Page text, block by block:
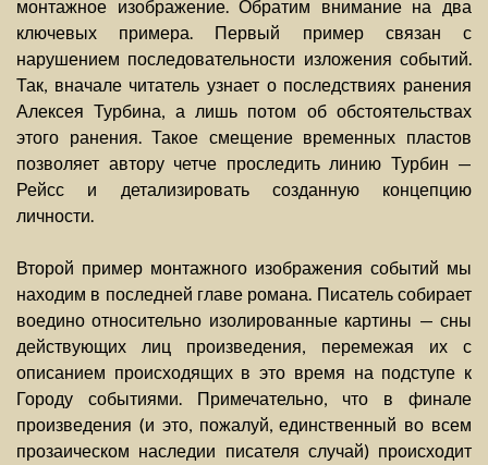
монтажное изображение. Обратим внимание на два
ключевых примера. Первый пример связан с
нарушением последовательности изложения событий.
Так, вначале читатель узнает о последствиях ранения
Алексея Турбина, а лишь потом об обстоятельствах
этого ранения. Такое смещение временных пластов
позволяет автору четче проследить линию Турбин —
Рейсс и детализировать созданную концепцию
личности.
Второй пример монтажного изображения событий мы
находим в последней главе романа. Писатель собирает
воедино относительно изолированные картины — сны
действующих лиц произведения, перемежая их с
описанием происходящих в это время на подступе к
Городу событиями. Примечательно, что в финале
произведения (и это, пожалуй, единственный во всем
прозаическом наследии писателя случай) происходит